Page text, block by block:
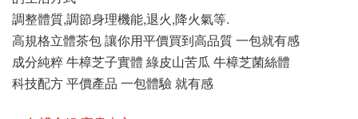
調整體質,調節身理機能,退火,降火氣等.
高規格立體茶包 讓你用平價買到高品質 一包就有感
成分純粹 牛樟芝子實體 綠皮山苦瓜 牛樟芝菌絲體
科技配方 平價產品 一包體驗 就有感